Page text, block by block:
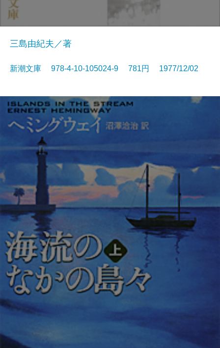
三島由紀夫／著
新潮文庫 978-4-10-105024-9 781円 1977/12/02